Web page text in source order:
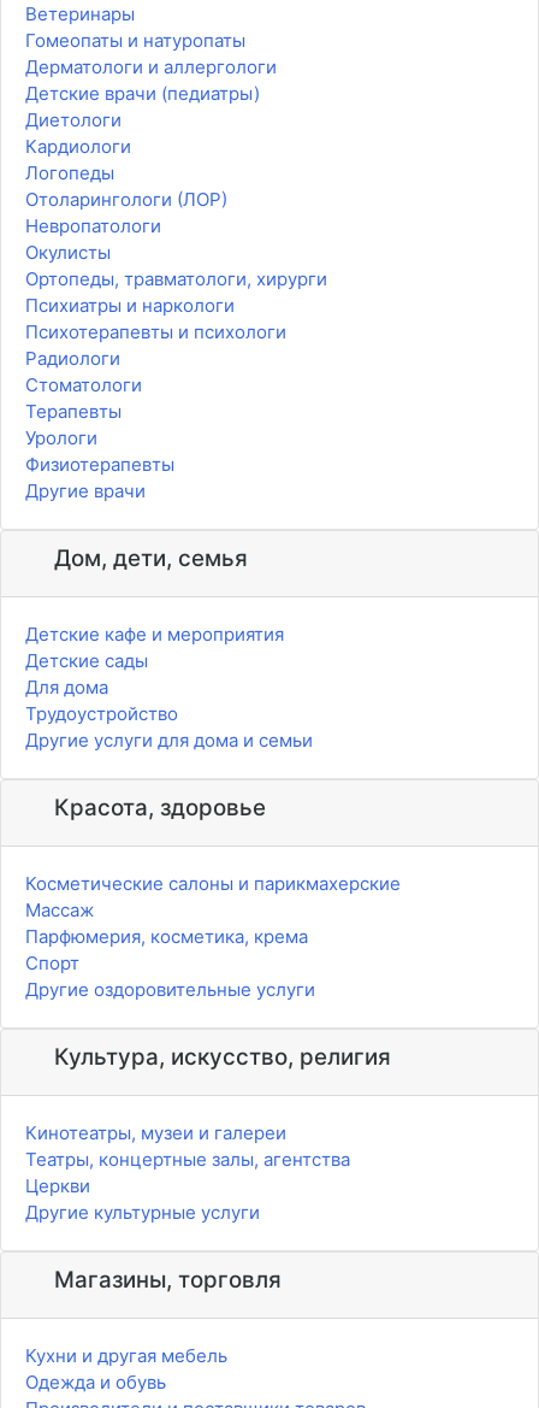
Ветеринары
Гомеопаты и натуропаты
Дерматологи и аллергологи
Детские врачи (педиатры)
Диетологи
Кардиологи
Логопеды
Отоларингологи (ЛОР)
Невропатологи
Окулисты
Ортопеды, травматологи, хирурги
Психиатры и наркологи
Психотерапевты и психологи
Радиологи
Стоматологи
Терапевты
Урологи
Физиотерапевты
Другие врачи
Дом, дети, семья
Детские кафе и мероприятия
Детские сады
Для дома
Трудоустройство
Другие услуги для дома и семьи
Красота, здоровье
Косметические салоны и парикмахерские
Массаж
Парфюмерия, косметика, крема
Спорт
Другие оздоровительные услуги
Культура, искусство, религия
Кинотеатры, музеи и галереи
Театры, концертные залы, агентства
Церкви
Другие культурные услуги
Магазины, торговля
Кухни и другая мебель
Одежда и обувь